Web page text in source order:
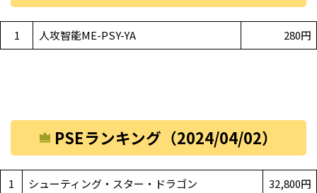
1 人攻智能ME-PSY-YA 280円
PSEランキング（2024/04/02）
1 シューティング・スター・ドラゴン
32,800円